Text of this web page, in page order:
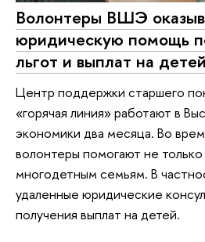
Волонтеры ВШЭ
юридическую помощь
льгот и выплат на детей
Центр поддержки старшего
«горячая линия» работают в
экономики два месяца. Во
волонтеры помогают не
многодетным семьям. В
удаленные юридические
получения выплат на детей.